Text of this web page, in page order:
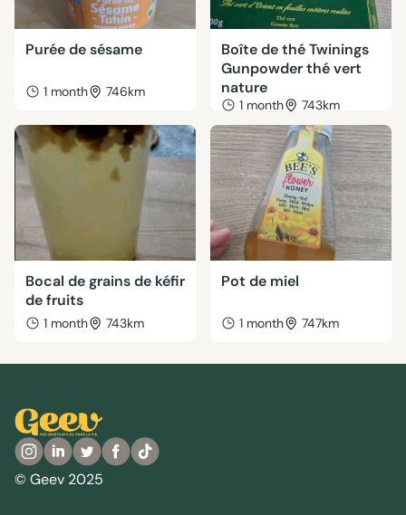
Purée de sésame
1 month 746km
Boîte de thé Twinings
Gunpowder thé vert
nature
1 month 743km
Bocal de grains de kéfir
de fruits
1 month 743km
Pot de miel
1 month 747km
© Geev 2025